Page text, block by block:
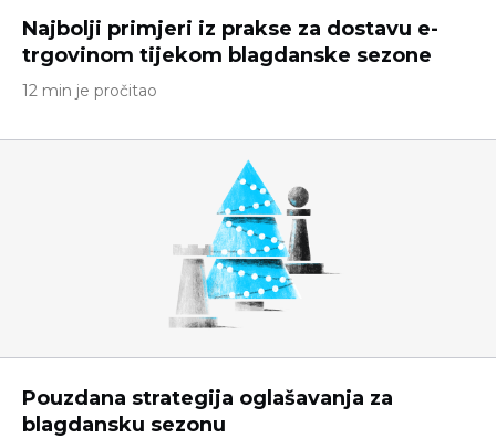
Najbolji primjeri iz prakse za dostavu e-
trgovinom tijekom blagdanske sezone
12 min je pročitao
Pouzdana strategija oglašavanja za
blagdansku sezonu